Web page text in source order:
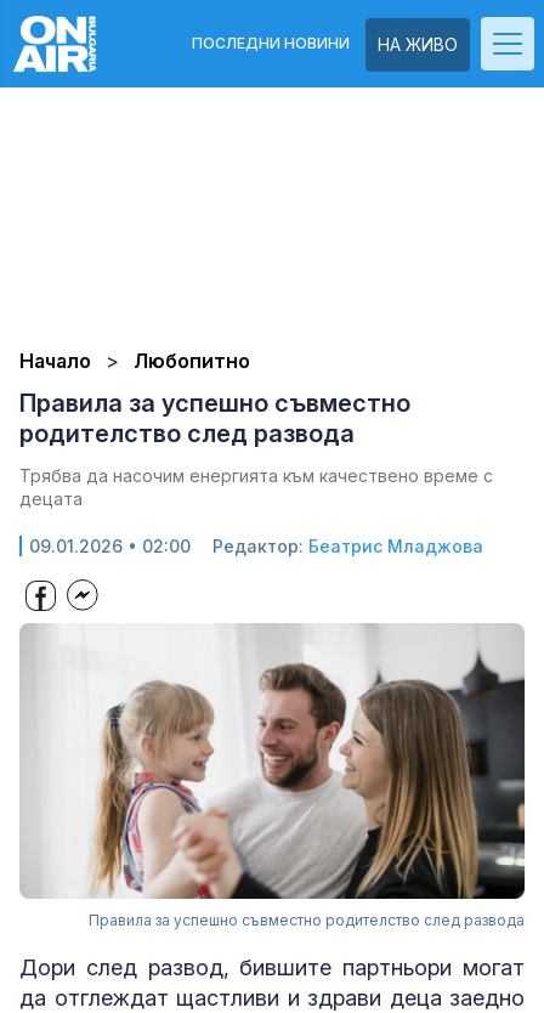
НА ЖИВО
ПОСЛЕДНИ НОВИНИ
Начало Любопитно
Правила за успешно съвместно
родителство след развода
Трябва да насочим енергията към качествено време с
децата
09.01.2026 • 02:00 Редактор: Беатрис Младжова
Правила за успешно съвместно родителство след развода
Дори след развод, бившите партньори могат
да отглеждат щастливи и здрави деца заедно